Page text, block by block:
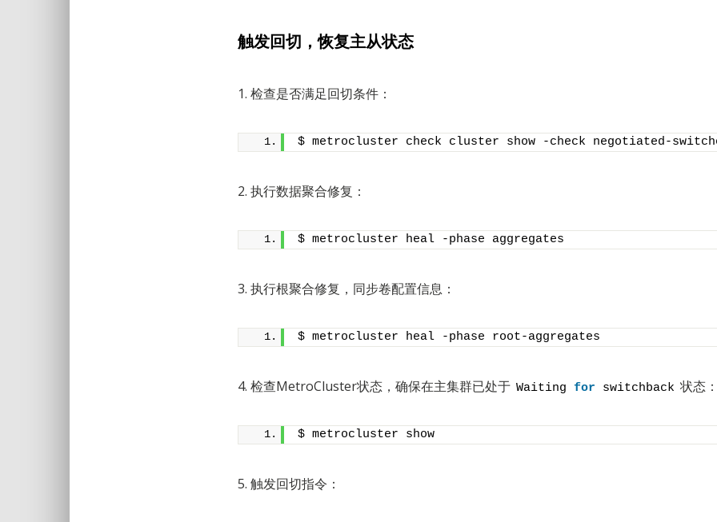
触发回切，恢复主从状态
1. 检查是否满足回切条件：
$ metrocluster check cluster show -check negotiated-
2. 执行数据聚合修复：
$ metrocluster heal -phase aggregates
3. 执行根聚合修复，同步卷配置信息：
$ metrocluster heal -phase root-aggregates
4. 检查MetroCluster状态，确保在主集群已处于 Waiting for switchback 状态
$ metrocluster show
5. 触发回切指令：